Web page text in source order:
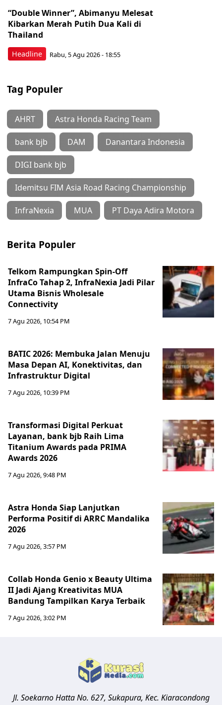
Headline
“Double Winner”, Abimanyu Melesat
Kibarkan Merah Putih Dua Kali di
Thailand
Rabu, 5 Agu 2026 - 18:55
Tag Populer
AHRT Astra Honda Racing Team
bank bjb DAM Danantara Indonesia
DIGI bank bjb
Idemitsu FIM Asia Road Racing Championship
InfraNexia MUA PT Daya Adira Motora
Berita Populer
Telkom Rampungkan Spin-Off
InfraCo Tahap 2, InfraNexia Jadi Pilar
Utama Bisnis Wholesale
Connectivity
7 Agu 2026, 10:54 PM
BATIC 2026: Membuka Jalan Menuju
Masa Depan AI, Konektivitas, dan
Infrastruktur Digital
7 Agu 2026, 10:39 PM
Transformasi Digital Perkuat
Layanan, bank bjb Raih Lima
Titanium Awards pada PRIMA
Awards 2026
7 Agu 2026, 9:48 PM
Astra Honda Siap Lanjutkan
Performa Positif di ARRC Mandalika
2026
7 Agu 2026, 3:57 PM
Collab Honda Genio x Beauty Ultima
II Jadi Ajang Kreativitas MUA
Bandung Tampilkan Karya Terbaik
7 Agu 2026, 3:02 PM
Jl. Soekarno Hatta No. 627, Sukapura, Kec. Kiaracondong